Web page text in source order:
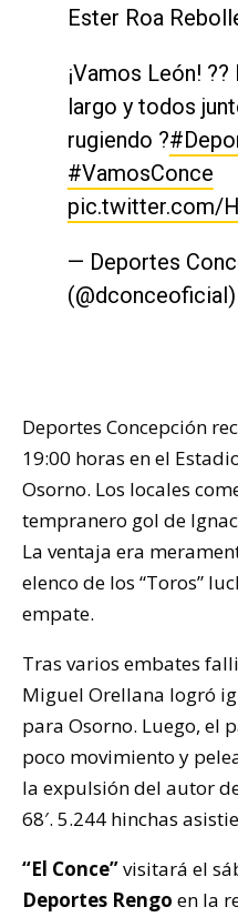
Ester Roa
¡Vamos León!
largo y todos
rugiendo ?
#VamosConce
pic.twitter.com/
— Deportes
(@dconceoficial)
Deportes Concepción
19:00 horas en el
Osorno. Los locales
tempranero gol de
La ventaja era
elenco de los “Toros”
empate.
Tras varios embates
Miguel Orellana logró
para Osorno. Luego, el
poco movimiento y
la expulsión del autor
68′. 5.244 hinchas
“El Conce”visitará el
Deportes Rengo en la